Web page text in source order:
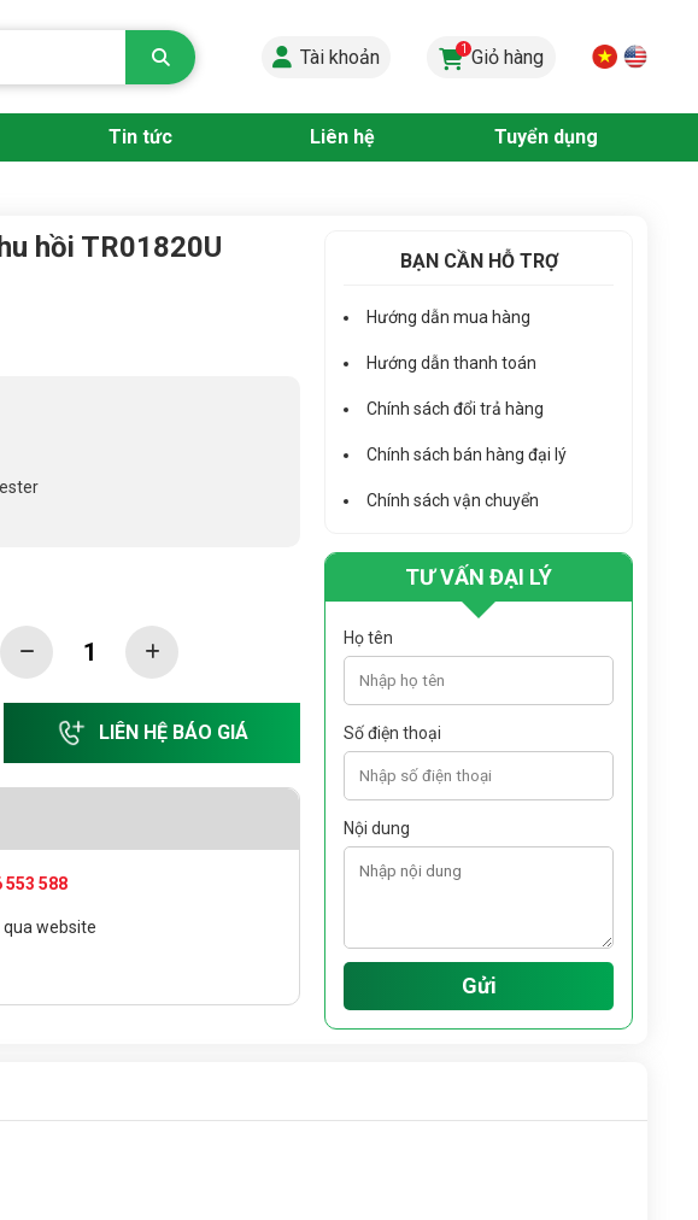
Tài khoản 1 Giỏ hàng
Tin tức Liên hệ Tuyển dụng
hồi TR01820U
LIÊN HỆ BÁO GIÁ
553 588
qua website
BẠN CẦN HỖ TRỢ
Hướng dẫn mua hàng
Hướng dẫn thanh toán
Chính sách đổi trả hàng
Chính sách bán hàng đại lý
Chính sách vận chuyển
TƯ VẤN ĐẠI LÝ
Họ tên
Số điện thoại
Nội dung
Gửi